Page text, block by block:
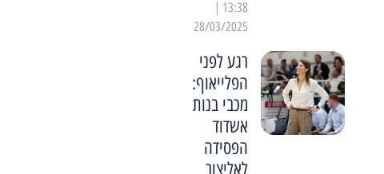
28/03/2025
רגע לפני
הפלייאוף:
מכבי בנות
אשדוד
הפסידה
לאליצור